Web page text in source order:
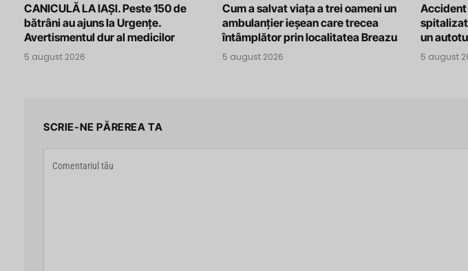
CANICULĂ LA IAȘI. Peste 150 de
bătrâni au ajuns la Urgențe.
Avertismentul dur al medicilor
5 august 2026
Cum a salvat viața a trei oameni un
ambulanțier ieșean care trecea
întâmplător prin localitatea Breazu
5 august 2026
Accident
spitalizat
un
5 august
SCRIE-NE PĂREREA TA